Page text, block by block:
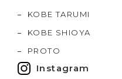
KOBE TARUMI
KOBE SHIOYA
PROTO
Instagram